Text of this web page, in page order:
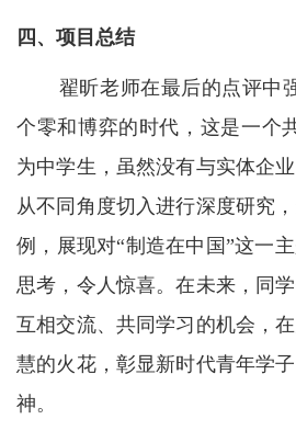
四、项目总结
翟昕老师在最后的点评中
个零和博弈的时代，这是一个
为中学生，虽然没有与实体企
从不同角度切入进行深度研究
例，展现对“制造在中国”这一
思考，令人惊喜。在未来，同
互相交流、共同学习的机会，
慧的火花，彰显新时代青年学
神。